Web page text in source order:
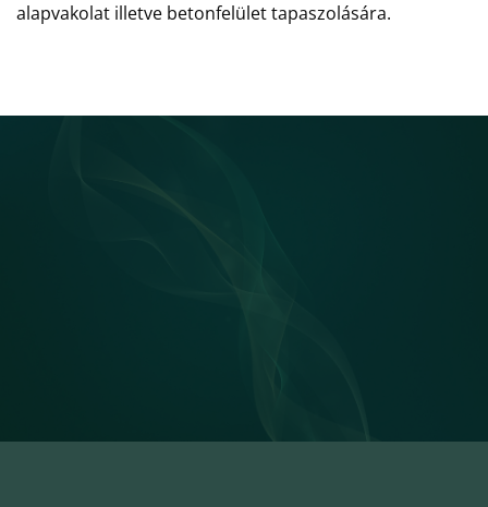
alapvakolat illetve betonfelület tapaszolására.